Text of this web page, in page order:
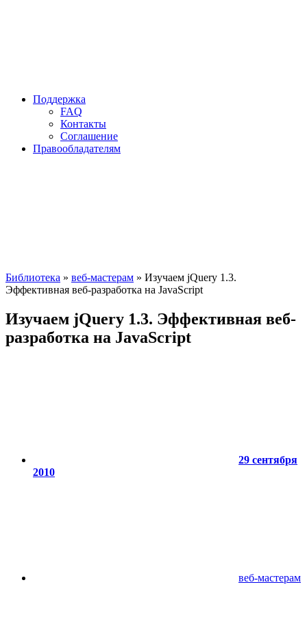
Поддержка
FAQ
Контакты
Соглашение
Правообладателям
Библиотека » веб-мастерам » Изучаем jQuery 1.3.
Эффективная веб-разработка на JavaScript
Изучаем jQuery 1.3. Эффективная веб-
разработка на JavaScript
29 сентября
2010
веб-мастерам